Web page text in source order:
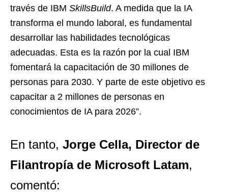
través de IBM SkillsBuild. A medida que la IA
transforma el mundo laboral, es fundamental
desarrollar las habilidades tecnológicas
adecuadas. Esta es la razón por la cual IBM
fomentará la capacitación de 30 millones de
personas para 2030. Y parte de este objetivo es
capacitar a 2 millones de personas en
conocimientos de IA para 2026”.
En tanto, Jorge Cella, Director de
Filantropía de Microsoft Latam,
comentó: